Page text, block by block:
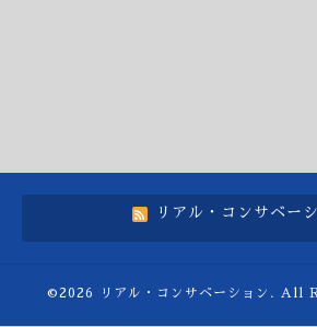
リアル・コンサベー
©2026 リアル・コンサベーション . All